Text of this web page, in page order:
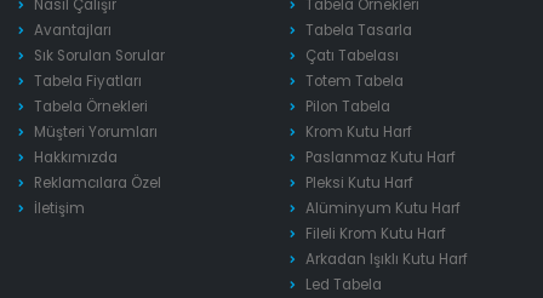
Nasıl Çalışır
Avantajları
Sık Sorulan Sorular
Tabela Fiyatları
Tabela Örnekleri
Müşteri Yorumları
Hakkımızda
Reklamcılara Özel
İletişim
Tabela Örnekleri
Tabela Tasarla
Çatı Tabelası
Totem Tabela
Pilon Tabela
Krom Kutu Harf
Paslanmaz Kutu Harf
Pleksi Kutu Harf
Alüminyum Kutu Harf
Fileli Krom Kutu Harf
Arkadan Işıklı Kutu Harf
Led Tabela